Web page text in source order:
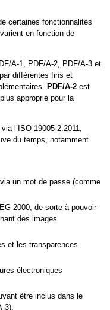
certaines fonctionnalités
en fonction de
A-1, PDF/A-2, PDF/A-3 et
différentes fins et
PDF/A-2est
approprié pour la
l’ISO 19005-2:2011,
du temps, notamment
un mot de passe (comme
2000, de sorte à pouvoir
des images
et les transparences
électroniques
être inclus dans le
3).